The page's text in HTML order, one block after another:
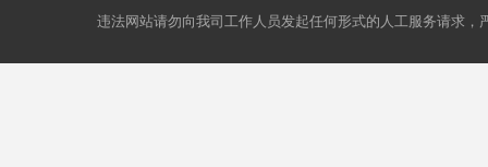
违法网站请勿向我司工作人员发起任何形式的人工服务请求，